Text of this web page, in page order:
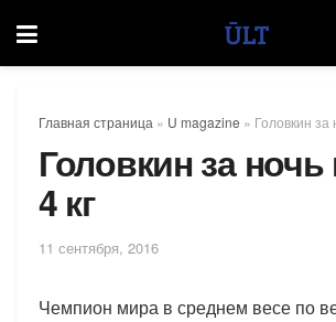
Главная страница » U magazine » Головкин за
Головкин за
4 кг
11 сентября, 2016
Чемпион мира в среднем весе по